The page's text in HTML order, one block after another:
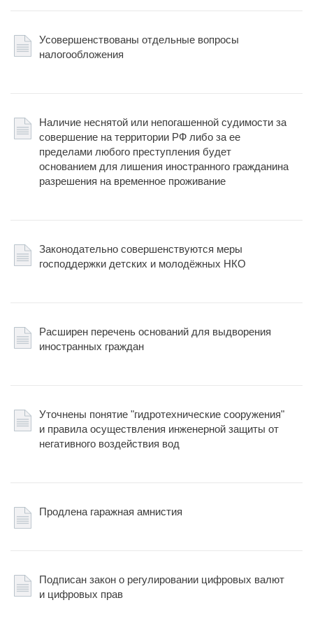
Усовершенствованы отдельные вопросы
налогообложения
Наличие неснятой или непогашенной судимости за
совершение на территории РФ либо за ее
пределами любого преступления будет
основанием для лишения иностранного гражданина
разрешения на временное проживание
Законодательно совершенствуются меры
господдержки детских и молодёжных НКО
Расширен перечень оснований для выдворения
иностранных граждан
Уточнены понятие "гидротехнические сооружения"
и правила осуществления инженерной защиты от
негативного воздействия вод
Продлена гаражная амнистия
Подписан закон о регулировании цифровых валют
и цифровых прав